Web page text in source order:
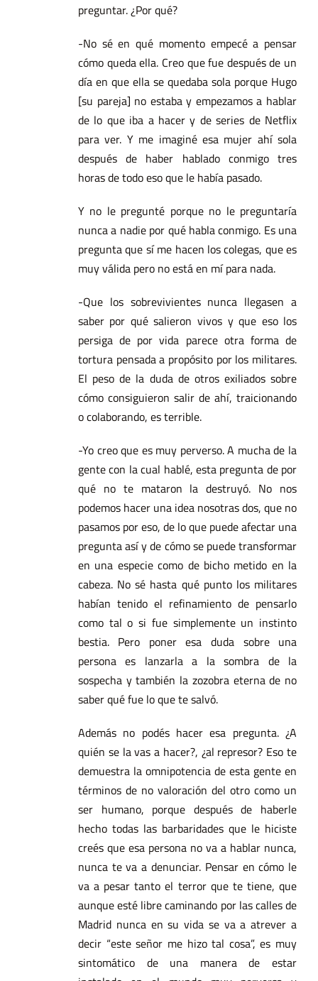
preguntar. ¿Por qué?
-No sé en qué momento empecé a pensar
cómo queda ella. Creo que fue después de un
día en que ella se quedaba sola porque Hugo
[su pareja] no estaba y empezamos a hablar
de lo que iba a hacer y de series de Netflix
para ver. Y me imaginé esa mujer ahí sola
después de haber hablado conmigo tres
horas de todo eso que le había pasado.
Y no le pregunté porque no le preguntaría
nunca a nadie por qué habla conmigo. Es una
pregunta que sí me hacen los colegas, que es
muy válida pero no está en mí para nada.
-Que los sobrevivientes nunca llegasen a
saber por qué salieron vivos y que eso los
persiga de por vida parece otra forma de
tortura pensada a propósito por los militares.
El peso de la duda de otros exiliados sobre
cómo consiguieron salir de ahí, traicionando
o colaborando, es terrible.
-Yo creo que es muy perverso. A mucha de la
gente con la cual hablé, esta pregunta de por
qué no te mataron la destruyó. No nos
podemos hacer una idea nosotras dos, que no
pasamos por eso, de lo que puede afectar una
pregunta así y de cómo se puede transformar
en una especie como de bicho metido en la
cabeza. No sé hasta qué punto los militares
habían tenido el refinamiento de pensarlo
como tal o si fue simplemente un instinto
bestia. Pero poner esa duda sobre una
persona es lanzarla a la sombra de la
sospecha y también la zozobra eterna de no
saber qué fue lo que te salvó.
Además no podés hacer esa pregunta. ¿A
quién se la vas a hacer?, ¿al represor? Eso te
demuestra la omnipotencia de esta gente en
términos de no valoración del otro como un
ser humano, porque después de haberle
hecho todas las barbaridades que le hiciste
creés que esa persona no va a hablar nunca,
nunca te va a denunciar. Pensar en cómo le
va a pesar tanto el terror que te tiene, que
aunque esté libre caminando por las calles de
Madrid nunca en su vida se va a atrever a
decir “este señor me hizo tal cosa”, es muy
sintomático de una manera de estar